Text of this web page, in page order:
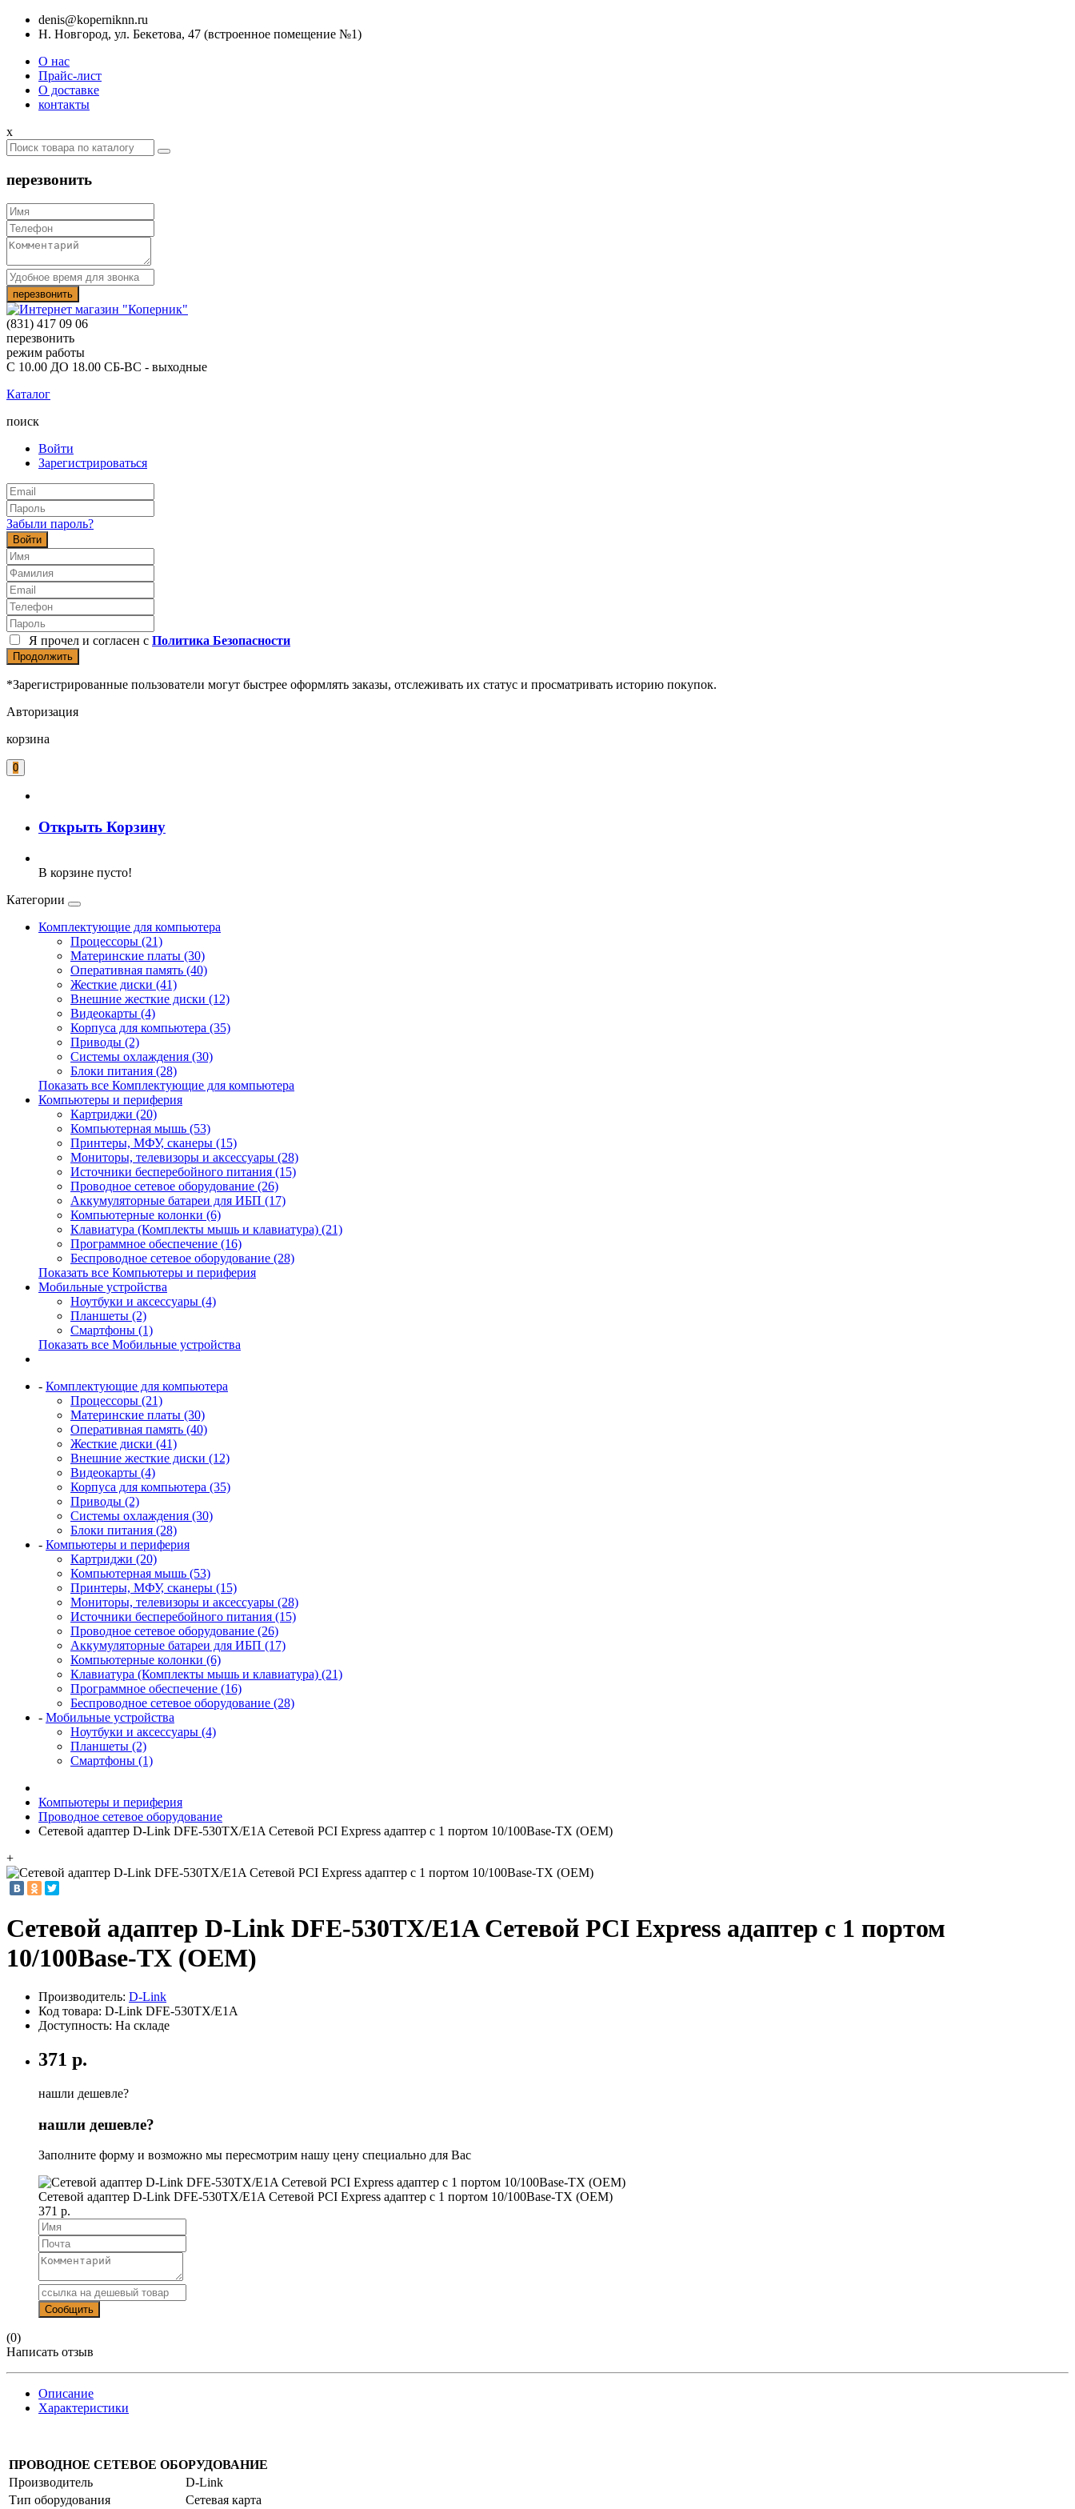
denis@koperniknn.ru
Н. Новгород, ул. Бекетова, 47 (встроенное помещение №1)
О нас
Прайс-лист
О доставке
контакты
x
перезвонить
(831) 417 09 06
перезвонить
режим работы
С 10.00 ДО 18.00 СБ-ВС - выходные
Каталог
поиск
Войти
Зарегистрироваться
Забыли пароль?
Войти
Я прочел и согласен с Политика Безопасности
Продолжить
*Зарегистрированные пользователи могут быстрее оформлять заказы, отслеживать их статус и просматривать историю покупок.
Авторизация
корзина
0
Открыть Корзину
В корзине пусто!
Категории
Комплектующие для компьютера
Процессоры (21)
Материнские платы (30)
Оперативная память (40)
Жесткие диски (41)
Внешние жесткие диски (12)
Видеокарты (4)
Корпуса для компьютера (35)
Приводы (2)
Системы охлаждения (30)
Блоки питания (28)
Показать все Комплектующие для компьютера
Компьютеры и периферия
Картриджи (20)
Компьютерная мышь (53)
Принтеры, МФУ, сканеры (15)
Мониторы, телевизоры и аксессуары (28)
Источники бесперебойного питания (15)
Проводное сетевое оборудование (26)
Аккумуляторные батареи для ИБП (17)
Компьютерные колонки (6)
Клавиатура (Комплекты мышь и клавиатура) (21)
Программное обеспечение (16)
Беспроводное сетевое оборудование (28)
Показать все Компьютеры и периферия
Мобильные устройства
Ноутбуки и аксессуары (4)
Планшеты (2)
Смартфоны (1)
Показать все Мобильные устройства
- Комплектующие для компьютера
Процессоры (21)
Материнские платы (30)
Оперативная память (40)
Жесткие диски (41)
Внешние жесткие диски (12)
Видеокарты (4)
Корпуса для компьютера (35)
Приводы (2)
Системы охлаждения (30)
Блоки питания (28)
- Компьютеры и периферия
Картриджи (20)
Компьютерная мышь (53)
Принтеры, МФУ, сканеры (15)
Мониторы, телевизоры и аксессуары (28)
Источники бесперебойного питания (15)
Проводное сетевое оборудование (26)
Аккумуляторные батареи для ИБП (17)
Компьютерные колонки (6)
Клавиатура (Комплекты мышь и клавиатура) (21)
Программное обеспечение (16)
Беспроводное сетевое оборудование (28)
- Мобильные устройства
Ноутбуки и аксессуары (4)
Планшеты (2)
Смартфоны (1)
Компьютеры и периферия
Проводное сетевое оборудование
Сетевой адаптер D-Link DFE-530TX/E1A Сетевой PCI Express адаптер с 1 портом 10/100Base-TX (OEM)
+
Сетевой адаптер D-Link DFE-530TX/E1A Сетевой PCI Express адаптер с 1 портом
10/100Base-TX (OEM)
Производитель: D-Link
Код товара: D-Link DFE-530TX/E1A
Доступность: На складе
371 р.
нашли дешевле?
нашли дешевле?
Заполните форму и возможно мы пересмотрим нашу цену специально для Вас
Сетевой адаптер D-Link DFE-530TX/E1A Сетевой PCI Express адаптер с 1 портом 10/100Base-TX (OEM)
371 р.
(0)
Написать отзыв
Описание
Характеристики
ПРОВОДНОЕ СЕТЕВОЕ ОБОРУДОВАНИЕ
Производитель
D-Link
Тип оборудования
Сетевая карта